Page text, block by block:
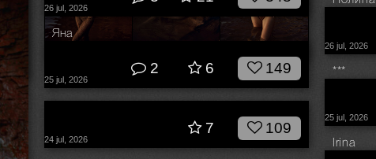
© Скрипников Александр
26 jul, 2026
Яна
26 jul, 2026
***
25 jul, 2026
2 6 149
25 jul, 2026
Irina
24 jul, 2026
7 109